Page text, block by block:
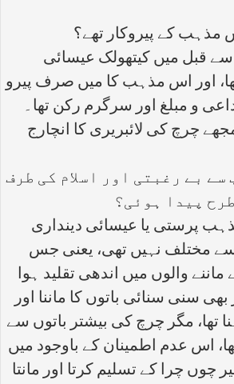
کے پیروکار تھے؟
قبل میں کیتھولک عیسائی
اور اس مذہب کا میں صرف پیرو
و مبلغ اور سرگرم رکن تھا۔
چرچ کی لائبریری کا انچارج
بے رغبتی اور اسلام کی طرف
پیدا ہوئی؟
پرستی یا عیسائی دینداری
مختلف نہیں تھی، یعنی جس
والوں میں اندھی تقلید ہوا
سنی سنائی باتوں کا ماننا اور
تھا، مگر چرچ کی بیشتر باتوں سے
اس عدم اطمینان کے باوجود میں
چوں چرا کے تسلیم کرتا اور مانتا